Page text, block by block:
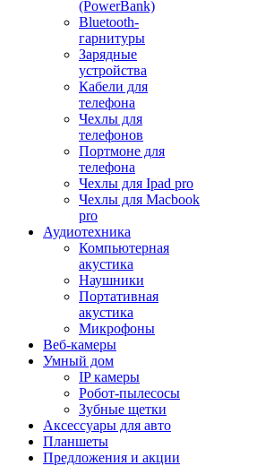
(PowerBank)
Bluetooth-
гарнитуры
Зарядные
устройства
Кабели для
телефона
Чехлы для
телефонов
Портмоне для
телефона
Чехлы для Ipad pro
Чехлы для Macbook
pro
Аудиотехника
Компьютерная
акустика
Наушники
Портативная
акустика
Микрофоны
Веб-камеры
Умный дом
IP камеры
Робот-пылесосы
Зубные щетки
Аксессуары для авто
Планшеты
Предложения и акции